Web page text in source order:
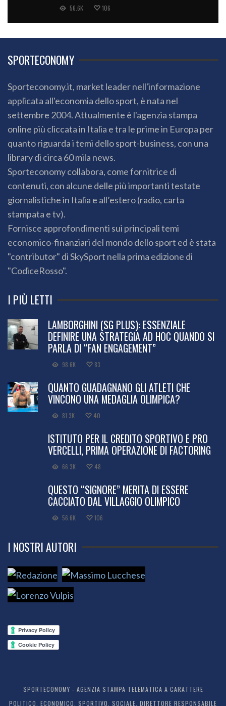
56.6K 106
SPORTECONOMY
Sporteconomy.it, market leader nell'informazione
applicata all'economia dello sport, è nata nel
settembre 2004. Attualmente è l'agenzia stampa
online più cliccata in Italia e tra le prime in Europa per
quanto riguarda i temi dello sport-business, con una
library di circa 60 mila news.
Sporteconomy collabora, come fornitrice di
contenuti, con alcune delle più importanti testate
giornalistiche in Italia e all’estero (radio, carta
stampata e tv).
Fornisce approfondimenti sui principali temi
economico-finanziari del mondo dello sport ed è stata
"contributor" di SkySport nella prima edizione di
"CodiceRosso".
I PIÙ LETTI
LAMBORGHINI (SG PLUS): ESSENZIALE
DEFINIRE UNA STRATEGIA AD HOC QUANDO SI
PARLA DI “FAN ENGAGEMENT”
98.6K 83
QUANTO GUADAGNANO GLI ATLETI CHE
VINCONO UNA MEDAGLIA OLIMPICA?
81.3K 40
ISTITUTO PER IL CREDITO SPORTIVO E PRO
VERCELLI, PRIMA OPERAZIONE DI FACTORING
66.3K 48
QUESTO “SIGNORE” MERITA DI ESSERE
CACCIATO DAL VILLAGGIO OLIMPICO
56.6K 106
I NOSTRI AUTORI
SPORTECONOMY - AGENZIA STAMPA TELEMATICA A CARATTERE
POLITICO, ECONOMICO, SPORTIVO, SOCIALE. DIRETTORE RESPONSABILE